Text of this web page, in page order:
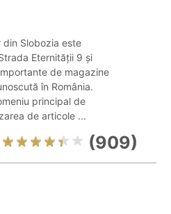
din Slobozia este
Eternității 9 și
de magazine
în România.
principal de
de articole ...
(909)